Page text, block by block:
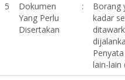
5
Dokumen
Yang Perlu
Disertakan
:
Borang
kadar
lain-lain